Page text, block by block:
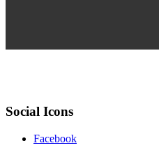
Social Icons
Facebook